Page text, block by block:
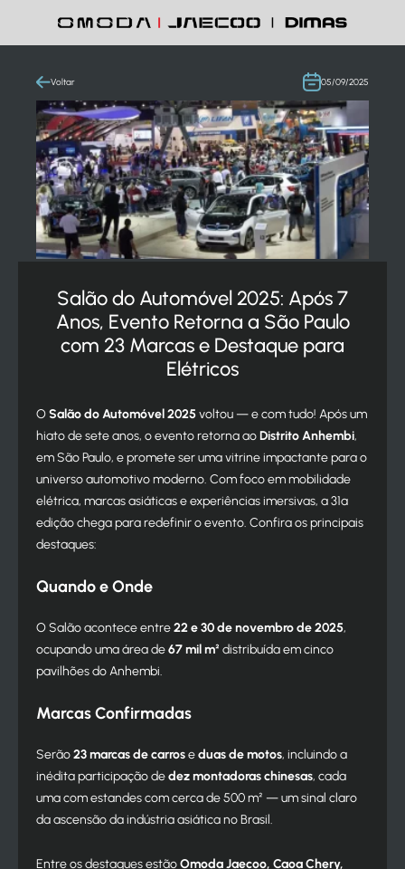
Voltar 05/09/2025
Salão do Automóvel 2025: Após 7
Anos, Evento Retorna a São Paulo
com 23 Marcas e Destaque para
Elétricos
OSalão do Automóvel 2025voltou — e com tudo! Após um
hiato de sete anos, o evento retorna aoDistrito Anhembi,
em São Paulo, e promete ser uma vitrine impactante para o
universo automotivo moderno. Com foco em mobilidade
elétrica, marcas asiáticas e experiências imersivas, a 31ª
edição chega para redefinir o evento. Confira os principais
destaques:
Quando e Onde
O Salão acontece entre22 e 30 de novembro de 2025,
ocupando uma área de67 mil m² distribuída em cinco
pavilhões do Anhembi.
Marcas Confirmadas
Serão23 marcas de carroseduas de motos, incluindo a
inédita participação dedez montadoras chinesas, cada
uma com estandes com cerca de 500 m² — um sinal claro
da ascensão da indústria asiática no Brasil.
Entre os destaques estãoOmoda Jaecoo, Caoa Chery,